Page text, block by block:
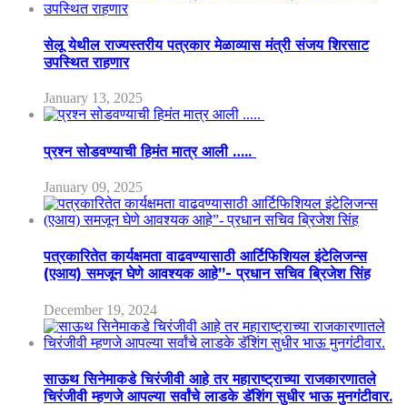
सेलू येथील राज्यस्तरीय पत्रकार मेळाव्यास मंत्री संजय शिरसाट
उपस्थित राहणार
January 13, 2025
प्रश्न सोडवण्याची हिमंत मात्र आली …..
January 09, 2025
पत्रकारितेत कार्यक्षमता वाढवण्यासाठी आर्टिफिशियल इंटेलिजन्स
(एआय) समजून घेणे आवश्यक आहे”- प्रधान सचिव ब्रिजेश सिंह
December 19, 2024
साऊथ सिनेमाकडे चिरंजीवी आहे तर महाराष्ट्राच्या राजकारणातले
चिरंजीवी म्हणजे आपल्या सर्वांचे लाडके डॅशिंग सुधीर भाऊ मुनगंटीवार.